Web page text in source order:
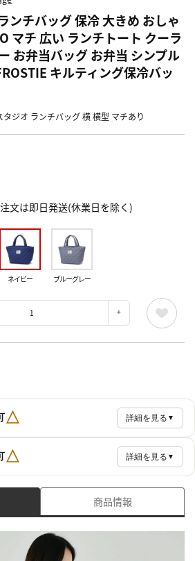
ンチバッグ 保冷 大きめ おしゃ
マチ 広い ランチトート クーラ
お弁当バッグ お弁当 シンプル
キルティング保冷バッ
タジオ ランチバッグ 横 横型 マチあり
文は即日発送(休業日を除く)
ネイビー ブルーグレー
△ 詳細を見る ▼
△ 詳細を見る ▼
商品情報